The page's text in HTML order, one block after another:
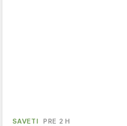
SAVETI PRE 2 H